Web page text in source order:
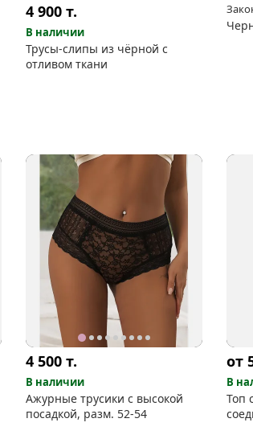
4 900 т.
В наличии
Трусы-слипы из чёрной с
отливом ткани
4 500 т.
В наличии
Ажурные трусики с высокой
посадкой, разм. 52-54
от
В
Топ